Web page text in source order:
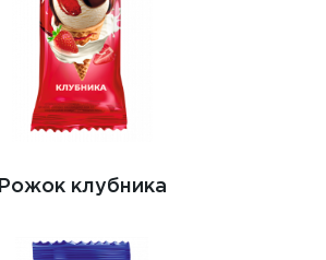
Рожок клубника